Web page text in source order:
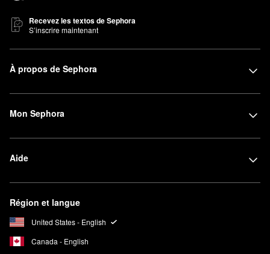
Recevez les textos de Sephora
S’inscrire maintenant
À propos de Sephora
Mon Sephora
Aide
Région et langue
United States - English
Canada - English